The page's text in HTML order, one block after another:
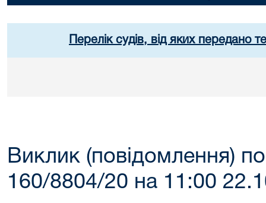
Перелік судів, від яких передано
Виклик (повідомлення)
160/8804/20 на 11:00